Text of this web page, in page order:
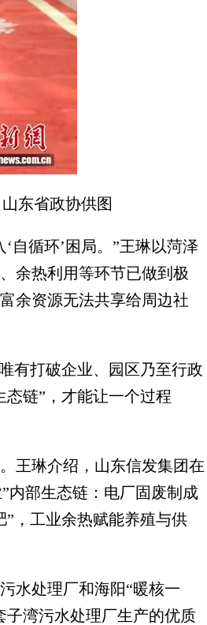
东省政协供图
循环’困局。”王琳以菏泽
余热利用等环节已做到极
余资源无法共享给周边社
打破企业、园区乃至行政
链”，才能让一个过程
琳介绍，山东信发集团在
内部生态链：电厂固废制成
，工业余热赋能养殖与供
处理厂和海阳“暖核一
子湾污水处理厂生产的优质